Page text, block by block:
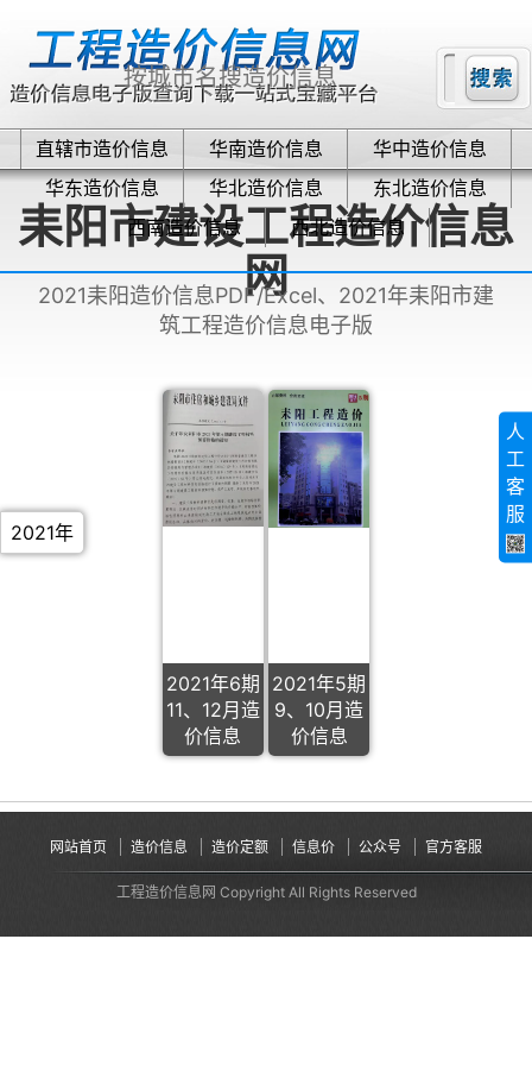
直辖市造价信息 华南造价信息
华中造价信息
华东造价信息
华北造价信息
东北造价信息
西南造价信息
西北造价信息
耒阳市建设工程造价信息
网
2021耒阳造价信息PDF/Excel、2021年耒阳市建
筑工程造价信息电子版
2021年6期
11、12月造
价信息
2021年5期
9、10月造
价信息
2021年
网站首页 造价信息 造价定额 信息价 公众号 官方客服
工程造价信息网 Copyright All Rights Reserved
人
工
客
服